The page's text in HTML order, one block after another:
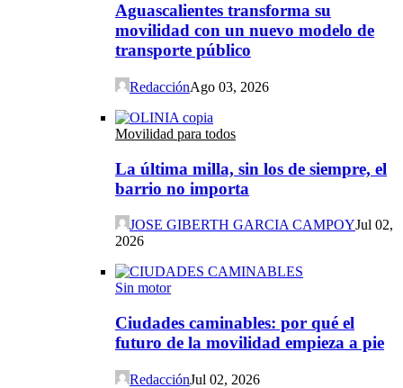
Aguascalientes transforma su
movilidad con un nuevo modelo de
transporte público
RedacciónAgo 03, 2026
Movilidad para todos
La última milla, sin los de siempre, el
barrio no importa
JOSE GIBERTH GARCIA CAMPOYJul 02,
2026
Sin motor
Ciudades caminables: por qué el
futuro de la movilidad empieza a pie
RedacciónJul 02, 2026